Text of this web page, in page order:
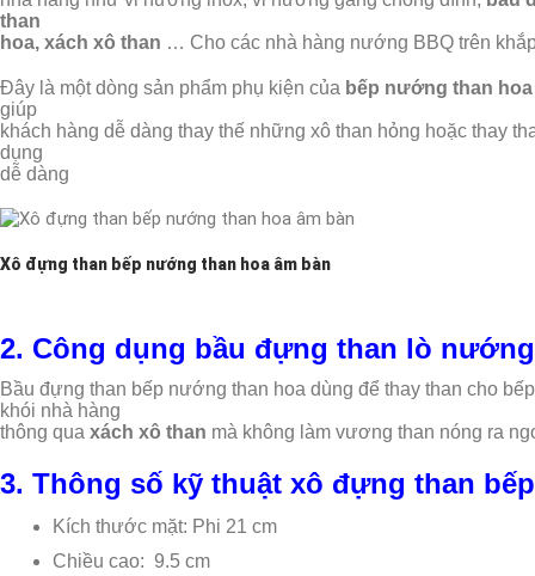
than
hoa, xách xô than … Cho các nhà hàng nướng BBQ trên
Đây là một dòng sản phẩm phụ kiện của bếp nướng than
giúp
khách hàng dễ dàng thay thế những xô than hỏng hoặc thay
dụng
dễ dàng
Xô đựng than bếp nướng than hoa âm bàn
2. Công dụng bầu đựng than lò
Bầu đựng than bếp nướng than hoa dùng để thay than cho
khói nhà hàng
thông qua xách xô than mà không làm vương than nóng ra
3. Thông số kỹ thuật xô đựng than
Kích thước mặt: Phi 21 cm
Chiều cao: 9.5 cm